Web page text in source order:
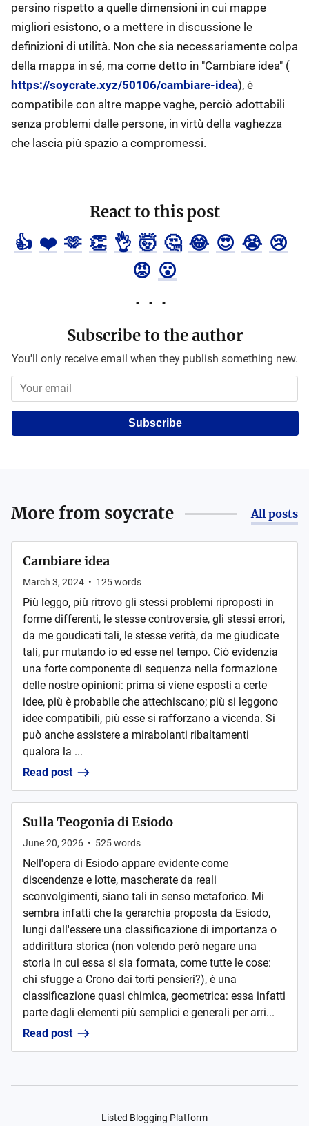
persino rispetto a quelle dimensioni in cui mappe
migliori esistono, o a mettere in discussione le
definizioni di utilità. Non che sia necessariamente colpa
della mappa in sé, ma come detto in "Cambiare idea" (
https://soycrate.xyz/50106/cambiare-idea), è
compatibile con altre mappe vaghe, perciò adottabili
senza problemi dalle persone, in virtù della vaghezza
che lascia più spazio a compromessi.
React to this post
👍 ❤️ 🫶 👏 👌 🤯 🤔 😂 😍 😭 😢
😡 😮
Subscribe to the author
You'll only receive email when they publish something new.
Subscribe
More from soycrate All posts
Cambiare idea
March 3, 2024 • 125words
Più leggo, più ritrovo gli stessi problemi riproposti in
forme differenti, le stesse controversie, gli stessi errori,
da me goudicati tali, le stesse verità, da me giudicate
tali, pur mutando io ed esse nel tempo. Ciò evidenzia
una forte componente di sequenza nella formazione
delle nostre opinioni: prima si viene esposti a certe
idee, più è probabile che attechiscano; più si leggono
idee compatibili, più esse si rafforzano a vicenda. Si
può anche assistere a mirabolanti ribaltamenti
qualora la ...
Read post
Sulla Teogonia di Esiodo
June 20, 2026 • 525words
Nell'opera di Esiodo appare evidente come
discendenze e lotte, mascherate da reali
sconvolgimenti, siano tali in senso metaforico. Mi
sembra infatti che la gerarchia proposta da Esiodo,
lungi dall'essere una classificazione di importanza o
addirittura storica (non volendo però negare una
storia in cui essa si sia formata, come tutte le cose:
chi sfugge a Crono dai torti pensieri?), è una
classificazione quasi chimica, geometrica: essa infatti
parte dagli elementi più semplici e generali per arri...
Read post
Listed Blogging Platform